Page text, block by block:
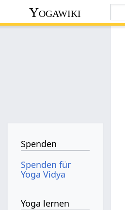
Yogawiki
Spenden
Spenden für
Yoga Vidya
Yoga lernen